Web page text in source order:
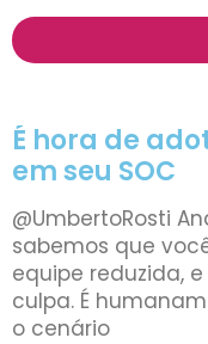
É hora de
em seu SOC
@UmbertoRosti
sabemos que
equipe reduzida,
culpa. É
o cenário